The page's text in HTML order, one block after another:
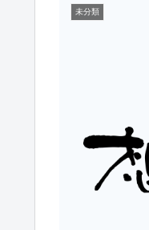
未分類